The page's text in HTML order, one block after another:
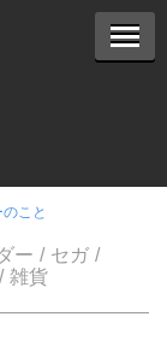
こと
ー
セガ
雑貨